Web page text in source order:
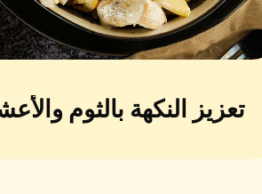
تعزيز النكهة بالثوم